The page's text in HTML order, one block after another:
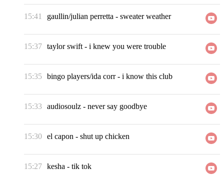
15:41 gaullin/julian perretta - sweater weather
15:37 taylor swift - i knew you were trouble
15:35 bingo players/ida corr- i know this club
15:33 audiosoulz - never say goodbye
15:30 el capon - shut up chicken
15:27 kesha - tik tok